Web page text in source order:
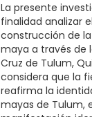
La presente
finalidad analizar
construcción de
maya a través de
Cruz de Tulum,
considera que la
reafirma la
mayas de Tulum,